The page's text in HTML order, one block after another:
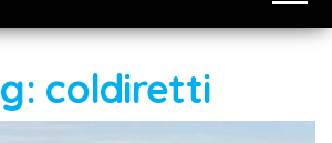
coldiretti